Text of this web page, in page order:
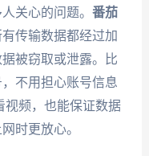
关心的问题。 番茄
传输数据都经过加
被窃取或泄露。比
不用担心账号信息
视频，也能保证数据
时更放心。